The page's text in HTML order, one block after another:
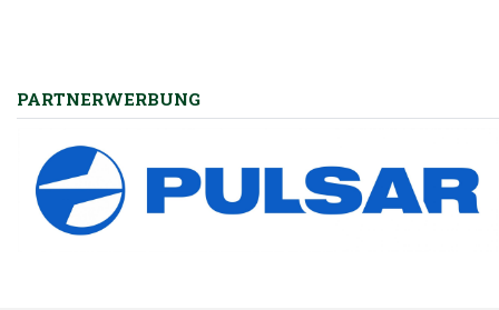
Frühlingserwachen in der Natur
Jungwildrettung zur Mähzeit
Kundenzone – die neue Förderplattform des OÖ
Landesjagdverbandes
PARTNERWERBUNG